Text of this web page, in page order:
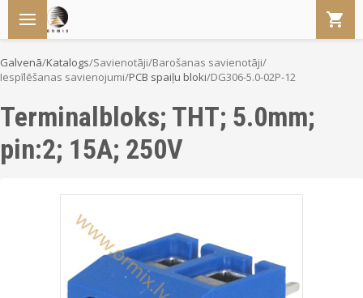
Galvenā/Katalogs/Savienotāji/Barošanas savienotāji/
Iespīlēšanas savienojumi/PCB spaiļu bloki/DG306-5.0-02P-12
Terminalbloks; THT; 5.0mm;
pin:2; 15A; 250V